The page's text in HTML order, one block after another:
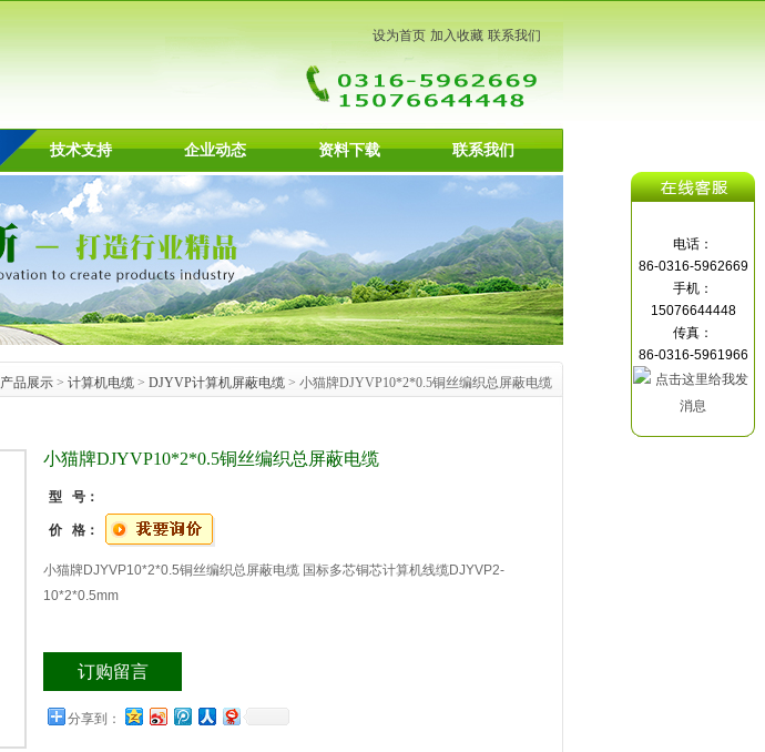
设为首页 加入收藏 联系我们
技术支持 企业动态 资料下载 联系我们
产品展示 > 计算机电缆 > DJYVP计算机屏蔽电缆 > 小猫牌DJYVP10*2*0.5铜丝编织总屏蔽电缆
小猫牌DJYVP10*2*0.5铜丝编织总屏蔽电缆
型 号：
价 格：
小猫牌DJYVP10*2*0.5铜丝编织总屏蔽电缆 国标多芯铜芯计算机线缆DJYVP2-
10*2*0.5mm
订购留言
分享到：
电话：
86-0316-5962669
手机：
15076644448
传真：
86-0316-5961966